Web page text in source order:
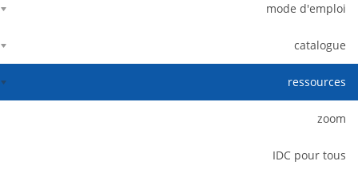
mode d'emploi
catalogue
ressources
zoom
IDC pour tous